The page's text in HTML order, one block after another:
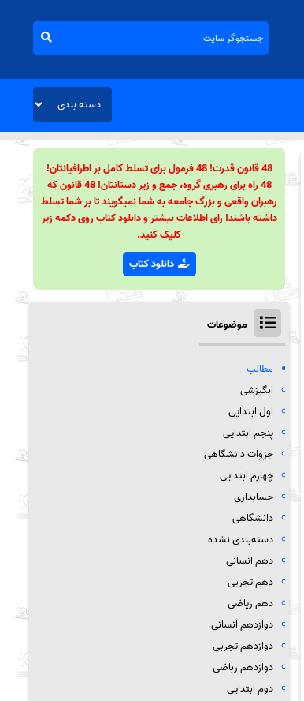
48 قانون قدرت! 48 فرمول برای تسلط کامل بر اطرافیانتان!
48 راه برای رهبری گروه، جمع و زیر دستانتان! 48 قانون که
رهبران واقعی و بزرگ جامعه به شما نمیگویند تا بر شما تسلط
داشته باشند! رای اطلاعات بیشتر و دانلود کتاب روی دکمه زیر
کلیک کنید.
دانلود کتاب
موضوعات
مطالب
انگیزشی
اول ابتدایی
پنجم ابتدایی
جزوات دانشگاهی
چهارم ابتدایی
حسابداری
دانشگاهی
دسته‌بندی نشده
دهم انسانی
دهم تجربی
دهم ریاضی
دوازدهم انسانی
دوازدهم تجربی
دوازدهم رباضی
دوم ابتدایی